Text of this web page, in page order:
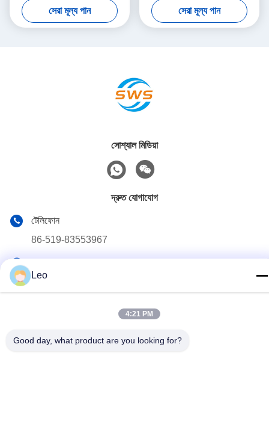
সেরা মূল্য পান সেরা মূল্য পান
সোশ্যাল মিডিয়া
দ্রুত যোগাযোগ
টেলিফোন
86-519-83553967
Leo@service-js.com
হাই-টেক ইন্ডাস্ট্রিয়াল পার্ক উজিন জোন, চাংঝু, জিয়াংসু প্রদেশ, চীন
Leo
4:21 PM
Good day, what product are you looking for?